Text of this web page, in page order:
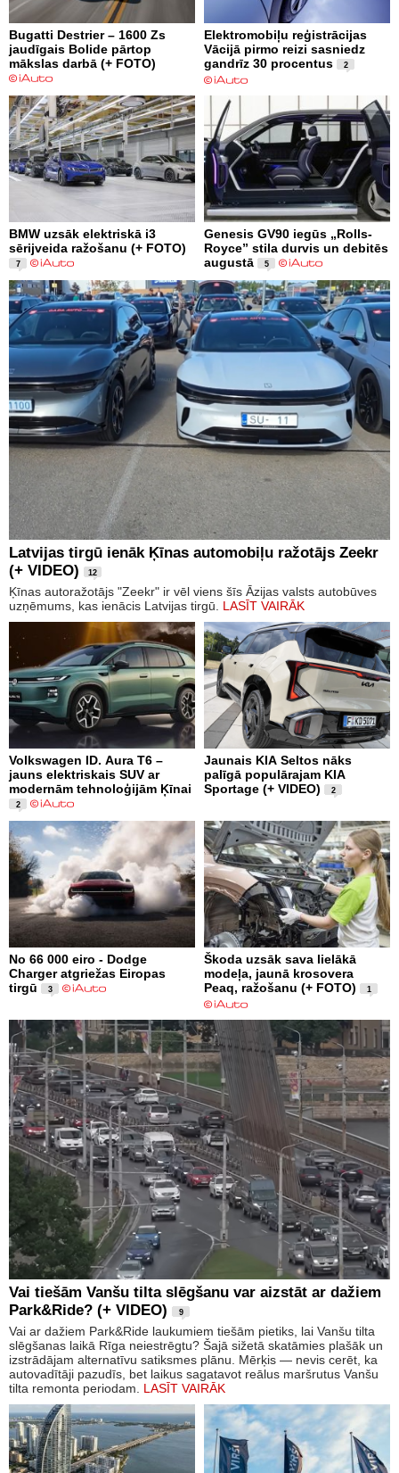
Bugatti Destrier – 1600 Zs
jaudīgais Bolide pārtop
mākslas darbā (+ FOTO)
Elektromobiļu reģistrācijas
Vācijā pirmo reizi sasniedz
gandrīz 30 procentus
2
BMW uzsāk elektriskā i3
sērijveida ražošanu (+ FOTO)
7
Genesis GV90 iegūs „Rolls-
Royce” stila durvis un debitēs
augustā
5
Latvijas tirgū ienāk Ķīnas automobiļu ražotājs Zeekr
(+ VIDEO)
12
Ķīnas autoražotājs "Zeekr" ir vēl viens šīs Āzijas valsts autobūves
uzņēmums, kas ienācis Latvijas tirgū. LASĪT VAIRĀK
Volkswagen ID. Aura T6 –
jauns elektriskais SUV ar
modernām tehnoloģijām Ķīnai
2
Jaunais KIA Seltos nāks
palīgā populārajam KIA
Sportage (+ VIDEO)
2
No 66 000 eiro - Dodge
Charger atgriežas Eiropas
tirgū
3
Škoda uzsāk sava lielākā
modeļa, jaunā krosovera
Peaq, ražošanu (+ FOTO)
1
Vai tiešām Vanšu tilta slēgšanu var aizstāt ar dažiem
Park&Ride? (+ VIDEO)
9
Vai ar dažiem Park&Ride laukumiem tiešām pietiks, lai Vanšu tilta
slēgšanas laikā Rīga neiestrēgtu? Šajā sižetā skatāmies plašāk un
izstrādājam alternatīvu satiksmes plānu. Mērķis — nevis cerēt, ka
autovadītāji pazudīs, bet laikus sagatavot reālus maršrutus Vanšu
tilta remonta periodam. LASĪT VAIRĀK